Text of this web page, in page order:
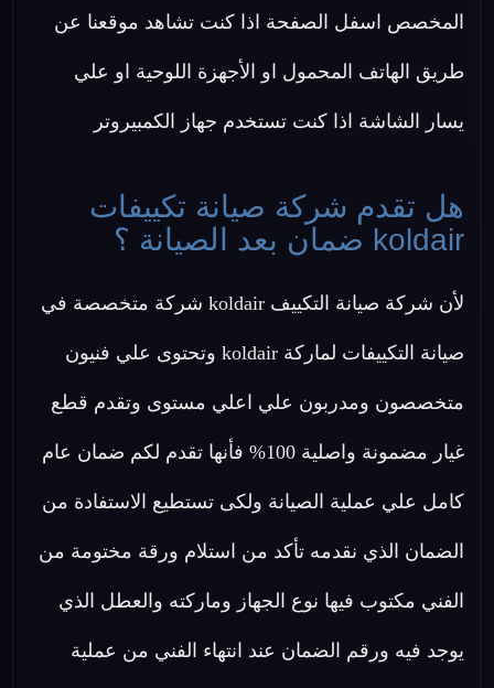
المخصص اسفل الصفحة اذا كنت تشاهد موقعنا عن
طريق الهاتف المحمول او الأجهزة اللوحية او علي
يسار الشاشة اذا كنت تستخدم جهاز الكمبيروتر
هل تقدم شركة صيانة تكييفات
koldair ضمان بعد الصيانة ؟
لأن شركة صيانة التكييف koldair شركة متخصصة في
صيانة التكييفات لماركة koldair وتحتوى علي فنيون
متخصصون ومدربون علي اعلي مستوى وتقدم قطع
غيار مضمونة واصلية 100% فأنها تقدم لكم ضمان عام
كامل علي عملية الصيانة ولكى تستطيع الاستفادة من
الضمان الذي نقدمه تأكد من استلام ورقة مختومة من
الفني مكتوب فيها نوع الجهاز وماركته والعطل الذي
يوجد فيه ورقم الضمان عند انتهاء الفني من عملية